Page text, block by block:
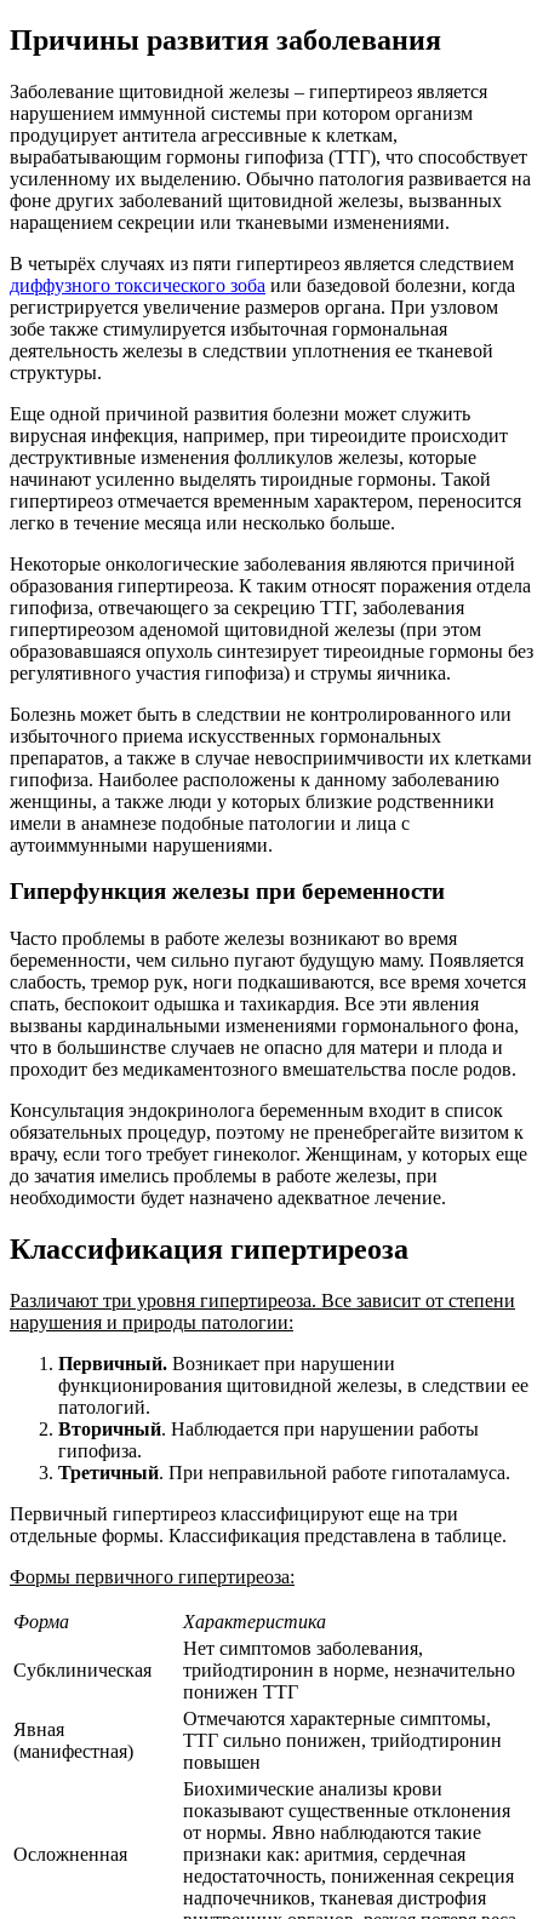
Причины развития заболевания
Заболевание щитовидной железы – гипертиреоз является
нарушением иммунной системы при котором организм
продуцирует антитела агрессивные к клеткам,
вырабатывающим гормоны гипофиза (ТТГ), что способствует
усиленному их выделению. Обычно патология развивается на
фоне других заболеваний щитовидной железы, вызванных
наращением секреции или тканевыми изменениями.
В четырёх случаях из пяти гипертиреоз является следствием
диффузного токсического зоба или базедовой болезни, когда
регистрируется увеличение размеров органа. При узловом
зобе также стимулируется избыточная гормональная
деятельность железы в следствии уплотнения ее тканевой
структуры.
Еще одной причиной развития болезни может служить
вирусная инфекция, например, при тиреоидите происходит
деструктивные изменения фолликулов железы, которые
начинают усиленно выделять тироидные гормоны. Такой
гипертиреоз отмечается временным характером, переносится
легко в течение месяца или несколько больше.
Некоторые онкологические заболевания являются причиной
образования гипертиреоза. К таким относят поражения отдела
гипофиза, отвечающего за секрецию ТТГ, заболевания
гипертиреозом аденомой щитовидной железы (при этом
образовавшаяся опухоль синтезирует тиреоидные гормоны без
регулятивного участия гипофиза) и струмы яичника.
Болезнь может быть в следствии не контролированного или
избыточного приема искусственных гормональных
препаратов, а также в случае невосприимчивости их клетками
гипофиза. Наиболее расположены к данному заболеванию
женщины, а также люди у которых близкие родственники
имели в анамнезе подобные патологии и лица с
аутоиммунными нарушениями.
Гиперфункция железы при беременности
Часто проблемы в работе железы возникают во время
беременности, чем сильно пугают будущую маму. Появляется
слабость, тремор рук, ноги подкашиваются, все время хочется
спать, беспокоит одышка и тахикардия. Все эти явления
вызваны кардинальными изменениями гормонального фона,
что в большинстве случаев не опасно для матери и плода и
проходит без медикаментозного вмешательства после родов.
Консультация эндокринолога беременным входит в список
обязательных процедур, поэтому не пренебрегайте визитом к
врачу, если того требует гинеколог. Женщинам, у которых еще
до зачатия имелись проблемы в работе железы, при
необходимости будет назначено адекватное лечение.
Классификация гипертиреоза
Различают три уровня гипертиреоза. Все зависит от степени
нарушения и природы патологии:
Первичный. Возникает при нарушении
функционирования щитовидной железы, в следствии ее
патологий.
Вторичный. Наблюдается при нарушении работы
гипофиза.
Третичный. При неправильной работе гипоталамуса.
Первичный гипертиреоз классифицируют еще на три
отдельные формы. Классификация представлена в таблице.
Формы первичного гипертиреоза:
Форма Характеристика
Субклиническая
Нет симптомов заболевания,
трийодтиронин в норме, незначительно
понижен ТТГ
Явная
(манифестная)
Отмечаются характерные симптомы,
ТТГ сильно понижен, трийодтиронин
повышен
Осложненная
Биохимические анализы крови
показывают существенные отклонения
от нормы. Явно наблюдаются такие
признаки как: аритмия, сердечная
недостаточность, пониженная секреция
надпочечников, тканевая дистрофия